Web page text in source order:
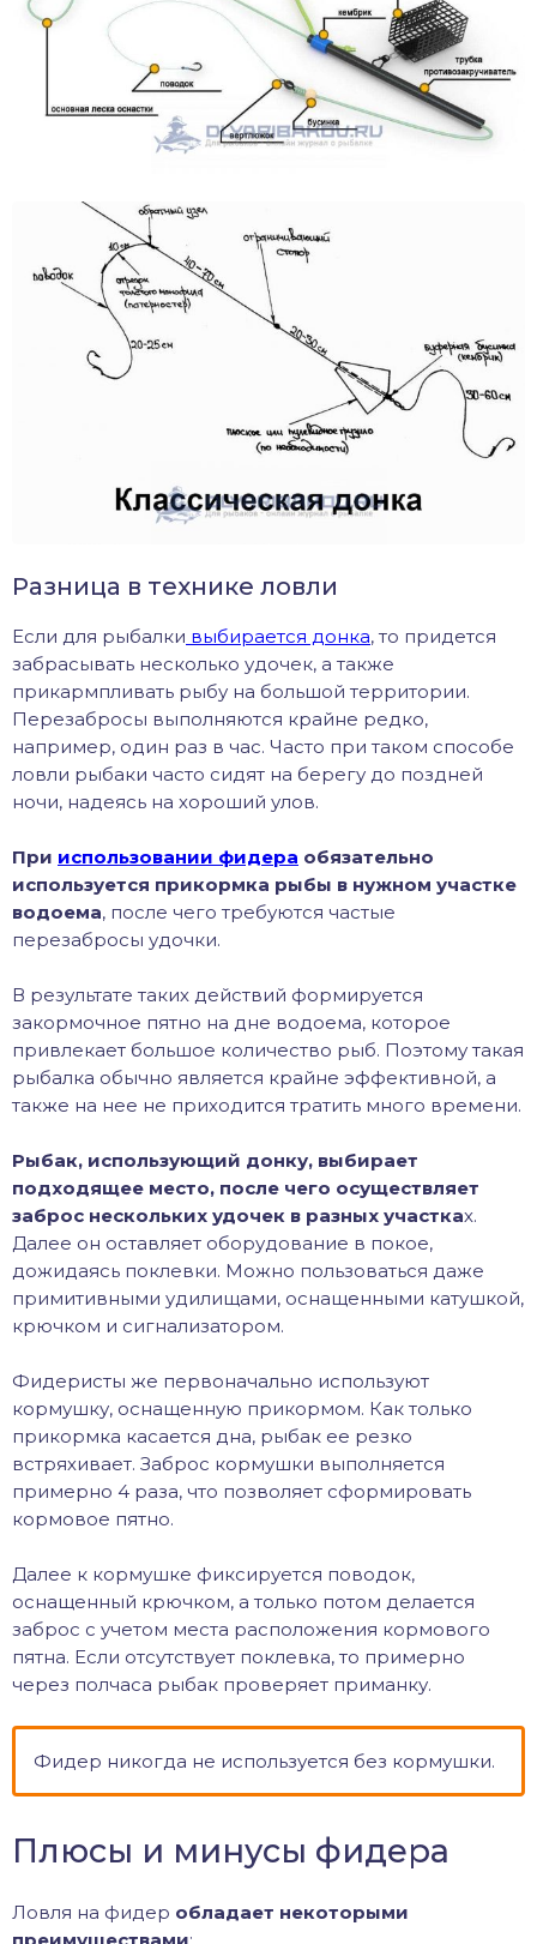
Разница в технике ловли
Если для рыбалки выбирается донка, то придется
забрасывать несколько удочек, а также
прикармпливать рыбу на большой территории.
Перезабросы выполняются крайне редко,
например, один раз в час. Часто при таком способе
ловли рыбаки часто сидят на берегу до поздней
ночи, надеясь на хороший улов.
При использовании фидера обязательно
используется прикормка рыбы в нужном участке
водоема, после чего требуются частые
перезабросы удочки.
В результате таких действий формируется
закормочное пятно на дне водоема, которое
привлекает большое количество рыб. Поэтому такая
рыбалка обычно является крайне эффективной, а
также на нее не приходится тратить много времени.
Рыбак, использующий донку, выбирает
подходящее место, после чего осуществляет
заброс нескольких удочек в разных участках.
Далее он оставляет оборудование в покое,
дожидаясь поклевки. Можно пользоваться даже
примитивными удилищами, оснащенными катушкой,
крючком и сигнализатором.
Фидеристы же первоначально используют
кормушку, оснащенную прикормом. Как только
прикормка касается дна, рыбак ее резко
встряхивает. Заброс кормушки выполняется
примерно 4 раза, что позволяет сформировать
кормовое пятно.
Далее к кормушке фиксируется поводок,
оснащенный крючком, а только потом делается
заброс с учетом места расположения кормового
пятна. Если отсутствует поклевка, то примерно
через полчаса рыбак проверяет приманку.
Фидер никогда не используется без кормушки.
Плюсы и минусы фидера
Ловля на фидер обладает некоторыми
преимуществами: